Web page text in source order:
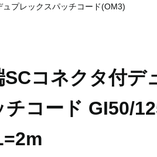
ュプレックスパッチコード(OM3)
SCコネクタ付デ
チコード GI50/